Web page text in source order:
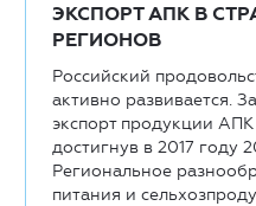
ЭКСПОРТ АПК В
РЕГИОНОВ
Российский
активно развивается.
экспорт продукции
достигнув в 2017 году
Региональное
питания и